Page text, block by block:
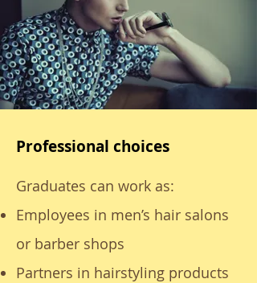
Professional choices
Graduates can work as:
Employees in men’s hair salons
or barber shops
Partners in hairstyling products